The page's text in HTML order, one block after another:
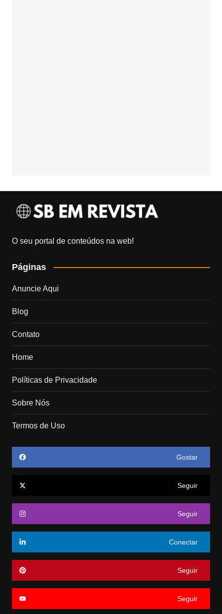
O seu portal de conteúdos na web!
Páginas
Anuncie Aqui
Blog
Contato
Home
Políticas de Privacidade
Sobre Nós
Termos de Uso
Gostar
Seguir
Seguir
Conectar
Seguir
Seguir